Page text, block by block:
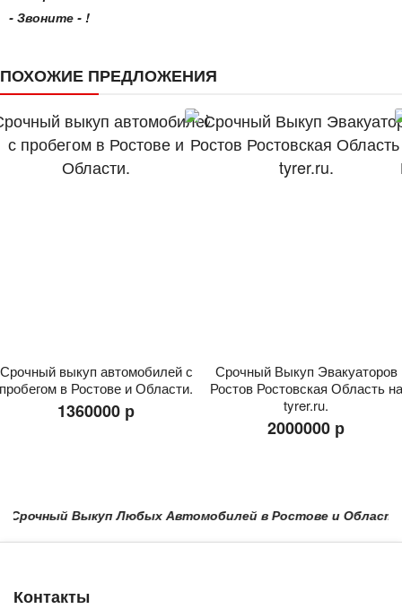
- Звоните - !
ПОХОЖИЕ ПРЕДЛОЖЕНИЯ
Срочный выкуп автомобилей с
пробегом в Ростове и Области.
1360000 р
Срочный Выкуп Эвакуаторов
Ростов Ростовская Область на
tyrer.ru.
2000000 р
Выкуп Любых Автомобилей в Ростове и Области в
Контакты